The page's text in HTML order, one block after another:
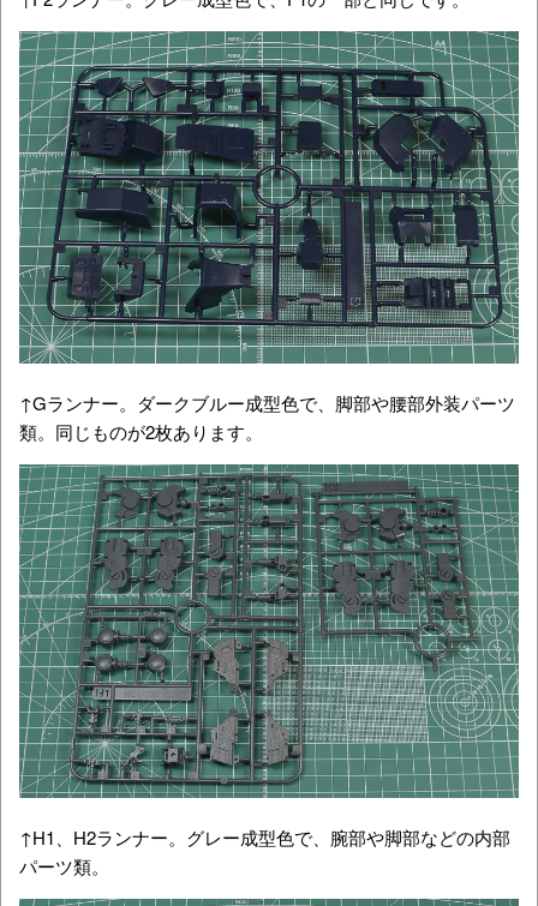
↑Gランナー。ダークブルー成型色で、脚部や腰部外装パーツ
類。同じものが2枚あります。
↑H1、H2ランナー。グレー成型色で、腕部や脚部などの内部
パーツ類。